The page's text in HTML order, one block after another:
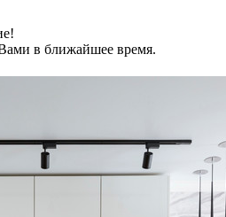
в ближайшее время.